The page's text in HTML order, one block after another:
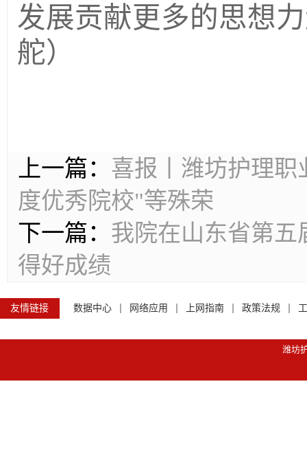
发展贡献更多的思想
舵）
上一篇： 喜报丨潍坊护理职
度优秀院校"等殊荣
下一篇： 我院在山东省第五
得好成绩
友情链接 数据中心 网络应用 上网指南 政策法规
潍坊